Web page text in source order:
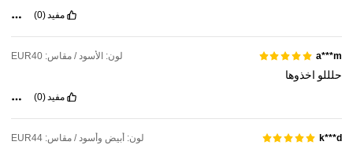
مفيد (0)
a***m لون: الأسود / مقاس: EUR40
حلللو اخذوها
مفيد(0)
k***d لون: أبيض وأسود / مقاس: EUR44